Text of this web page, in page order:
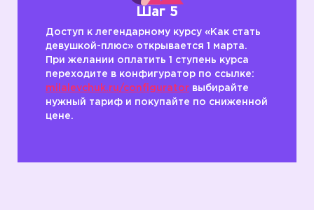
Шаг 5
Доступ к легендарному курсу «Как стать
девушкой-плюс» открывается 1 марта.
При желании оплатить 1 ступень курса
переходите в конфигуратор по ссылке:
milalevchuk.ru/configurator выбирайте
нужный тариф и покупайте по сниженной
цене.